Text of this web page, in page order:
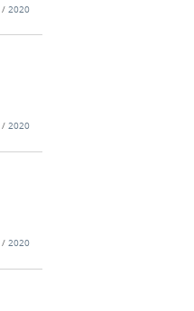
/ 2020
/ 2020
/ 2020